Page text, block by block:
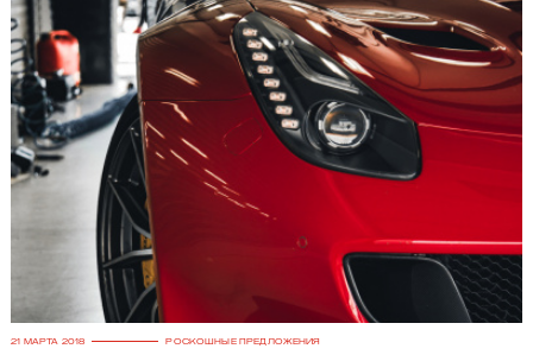
21 МАРТА 2018 РОСКОШНЫЕ ПРЕДЛОЖЕНИЯ